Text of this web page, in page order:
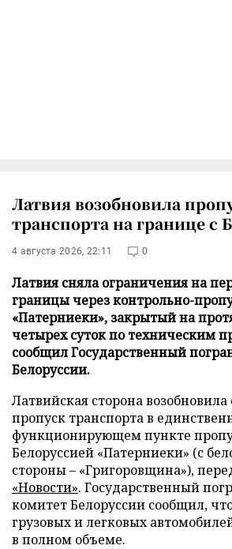
Латвия возобновила
транспорта на границе с
4 августа 2026, 22:11 0
Латвия сняла ограничения на
границы через контрольно-
«Патерниеки», закрытый на
четырех суток по техническим
сообщил Государственный
Белоруссии.
Латвийская сторона
пропуск транспорта в
функционирующем пункте
Белоруссией «Патерниеки» (с
стороны – «Григоровщина»),
«Новости». Государственный
комитет Белоруссии сообщил,
грузовых и легковых
в полном объеме.